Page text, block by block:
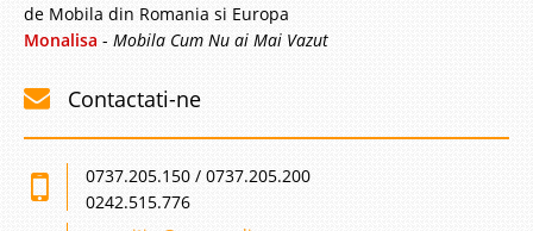
de Mobila din Romania si Europa
Monalisa - Mobila Cum Nu ai Mai Vazut
Contactati-ne
0737.205.150 / 0737.205.200
0242.515.776